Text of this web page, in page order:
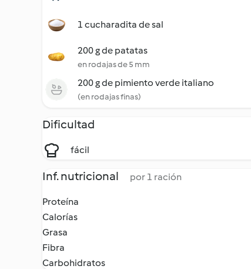
1 cucharadita de sal
200 g de patatas
en rodajas de 5 mm
200 g de pimiento verde italiano
(en rodajas finas)
Dificultad
fácil
Inf. nutricional por 1 ración
Proteína
Calorías
Grasa
Fibra
Carbohidratos